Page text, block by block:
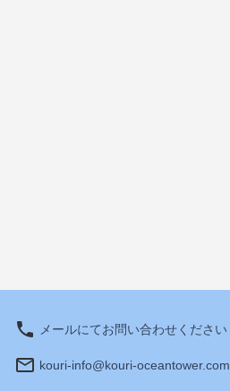
メールにてお問い合わせください
kouri-info@kouri-oceantower.com